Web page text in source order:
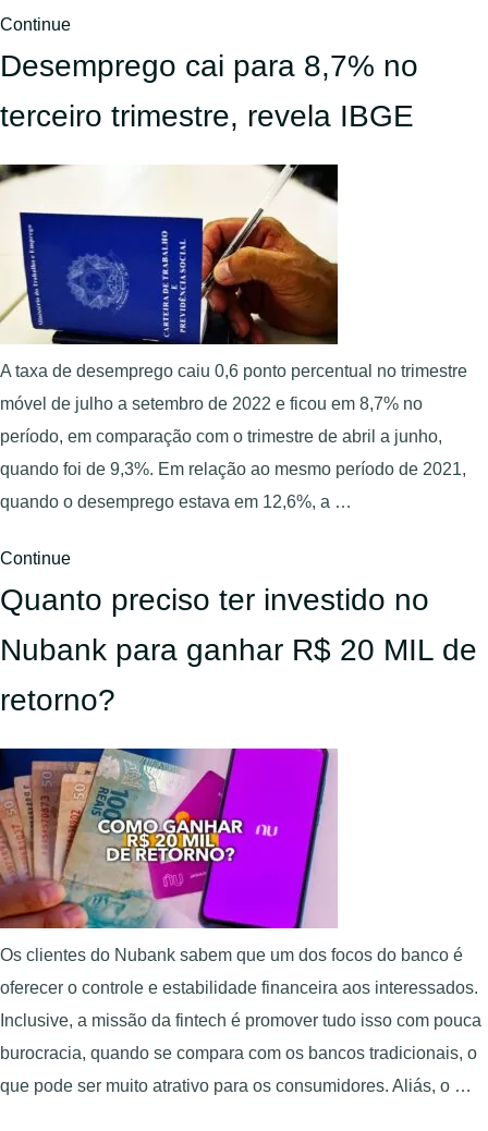
Continue
Desemprego cai para 8,7% no
terceiro trimestre, revela IBGE
A taxa de desemprego caiu 0,6 ponto percentual no trimestre
móvel de julho a setembro de 2022 e ficou em 8,7% no
período, em comparação com o trimestre de abril a junho,
quando foi de 9,3%. Em relação ao mesmo período de 2021,
quando o desemprego estava em 12,6%, a …
Continue
Quanto preciso ter investido no
Nubank para ganhar R$ 20 MIL de
retorno?
Os clientes do Nubank sabem que um dos focos do banco é
oferecer o controle e estabilidade financeira aos interessados.
Inclusive, a missão da fintech é promover tudo isso com pouca
burocracia, quando se compara com os bancos tradicionais, o
que pode ser muito atrativo para os consumidores. Aliás, o …